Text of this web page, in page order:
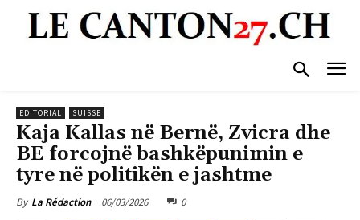
EDITORIAL SUISSE
Kaja Kallas në Bernë, Zvicra dhe
BE forcojnë bashkëpunimin e
tyre në politikën e jashtme
By La Rédaction 06/03/2026 0